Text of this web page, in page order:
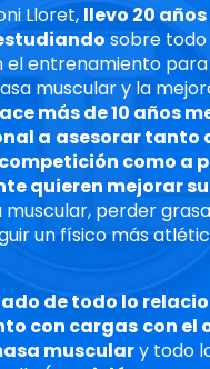
Lloret, llevo 20 años
sobre todo
el entrenamiento
muscular y la
más de 10 años
a asesorar tanto
como a
quieren mejorar
perder
un físico más
de todo lo
con cargas con el
musculary todo